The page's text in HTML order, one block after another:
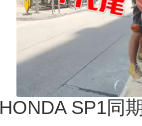
HONDA SP1同